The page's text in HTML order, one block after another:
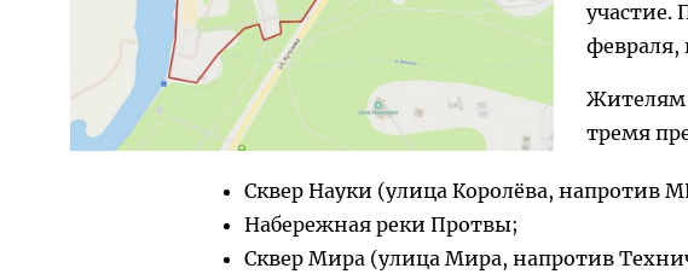
участие.
февраля,
Жителям
тремя
Сквер Науки (улица Королёва, напротив
Набережная реки Протвы;
Сквер Мира (улица Мира, напротив